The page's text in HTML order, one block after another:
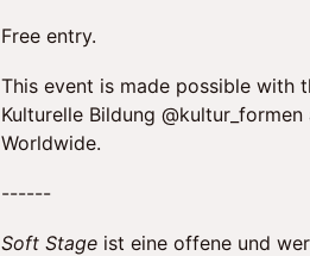
Free entry.
This event is made possible with
Kulturelle Bildung
Worldwide.
------
Soft Stage ist eine offene und